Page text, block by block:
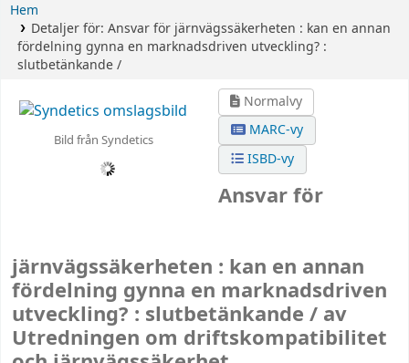
Hem
Detaljer för: Ansvar för järnvägssäkerheten : kan en annan
fördelning gynna en marknadsdriven utveckling? :
slutbetänkande /
Bild från Syndetics
Normalvy
MARC-vy
ISBD-vy
Ansvar för
järnvägssäkerheten : kan en annan
fördelning gynna en marknadsdriven
utveckling? : slutbetänkande / av
Utredningen om driftskompatibilitet